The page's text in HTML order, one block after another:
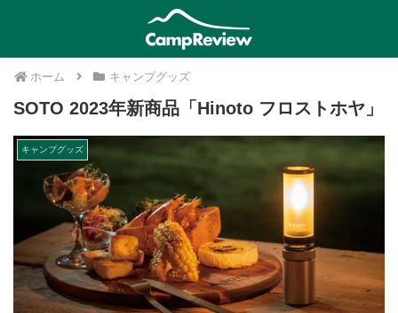
ホーム キャンプグッズ
SOTO 2023年新商品「Hinoto フロストホヤ」
キャンプグッズ